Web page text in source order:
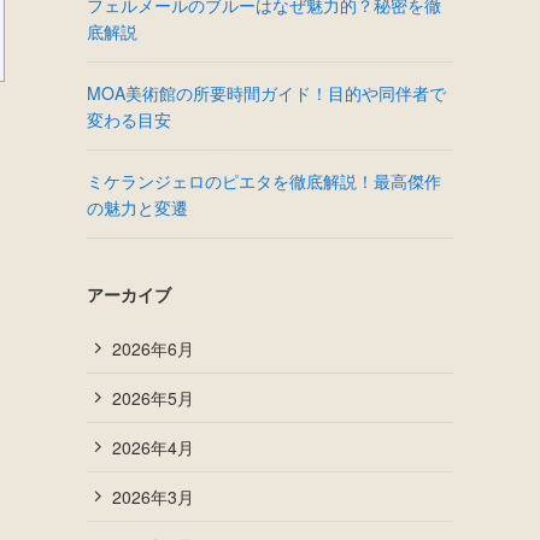
フェルメールのブルーはなぜ魅力的？秘密を徹
底解説
MOA美術館の所要時間ガイド！目的や同伴者で
変わる目安
ミケランジェロのピエタを徹底解説！最高傑作
の魅力と変遷
アーカイブ
2026年6月
2026年5月
2026年4月
2026年3月